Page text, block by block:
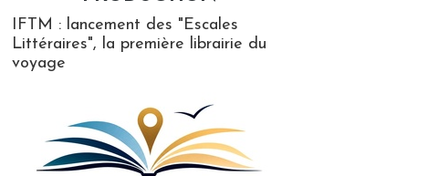
IFTM : lancement des "Escales
Littéraires", la première librairie du
voyage